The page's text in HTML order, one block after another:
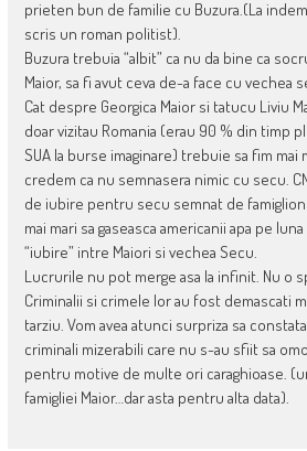
prieten bun de familie cu Buzura.(La
scris un roman politist).
Buzura trebuia “albit” ca nu da bine ca
Maior, sa fi avut ceva de-a face cu vechea
Cat despre Georgica Maior si tatucu Liviu
doar vizitau Romania (erau 90 % din timp
SUA la burse imaginare) trebuie sa fim mai
credem ca nu semnasera nimic cu secu.
de iubire pentru secu semnat de
mai mari sa gaseasca americanii apa pe
“iubire” intre Maiori si vechea Secu.
Lucrurile nu pot merge asa la infinit. Nu o
Criminalii si crimele lor au fost demascati
tarziu. Vom avea atunci surpriza sa
criminali mizerabili care nu s-au sfiit sa
pentru motive de multe ori caraghioase.
famigliei Maior…dar asta pentru alta data).